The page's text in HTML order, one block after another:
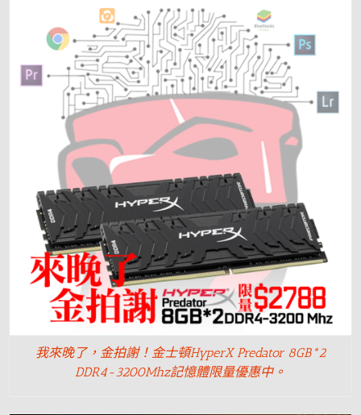
我來晚了，金拍謝！金士頓HyperX Predator 8GB*2
DDR4-3200Mhz記憶體限量優惠中。